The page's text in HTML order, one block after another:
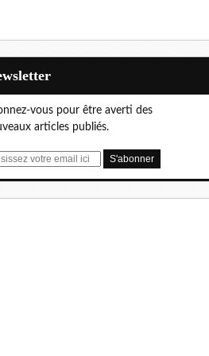
vous pour être averti des
articles publiés.